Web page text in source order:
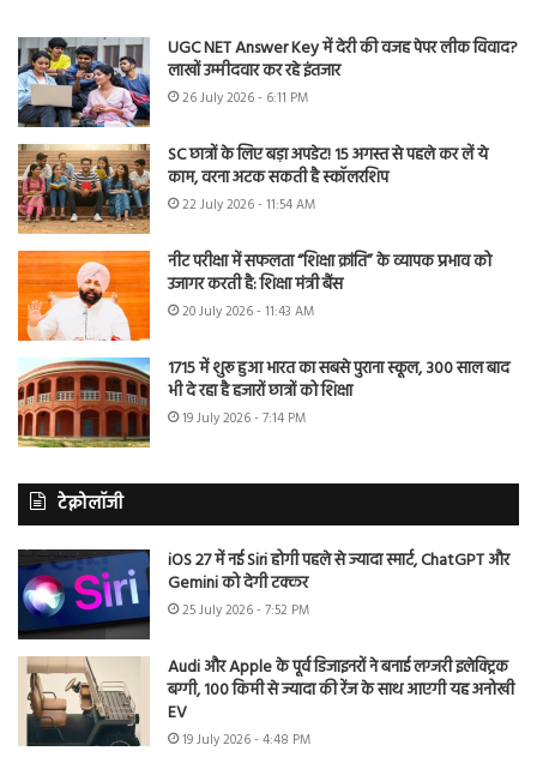
UGC NET Answer Key में देरी की वजह पेपर लीक विवाद?
लाखों उम्मीदवार कर रहे इंतजार
26 July 2026 - 6:11 PM
SC छात्रों के लिए बड़ा अपडेट! 15 अगस्त से पहले कर लें ये
काम, वरना अटक सकती है स्कॉलरशिप
22 July 2026 - 11:54 AM
नीट परीक्षा में सफलता “शिक्षा क्रांति” के व्यापक प्रभाव को
उजागर करती है: शिक्षा मंत्री बैंस
20 July 2026 - 11:43 AM
1715 में शुरू हुआ भारत का सबसे पुराना स्कूल, 300 साल बाद
भी दे रहा है हजारों छात्रों को शिक्षा
19 July 2026 - 7:14 PM
टेक्नोलॉजी
iOS 27 में नई Siri होगी पहले से ज्यादा स्मार्ट, ChatGPT और
Gemini को देगी टक्कर
25 July 2026 - 7:52 PM
Audi और Apple के पूर्व डिजाइनरों ने बनाई लग्जरी इलेक्ट्रिक
बग्गी, 100 किमी से ज्यादा की रेंज के साथ आएगी यह अनोखी
EV
19 July 2026 - 4:48 PM